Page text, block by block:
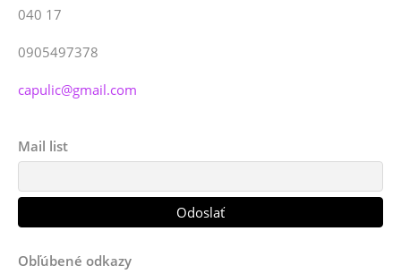
040 17
0905497378
capulic@gmail.com
Mail list
Obľúbené odkazy